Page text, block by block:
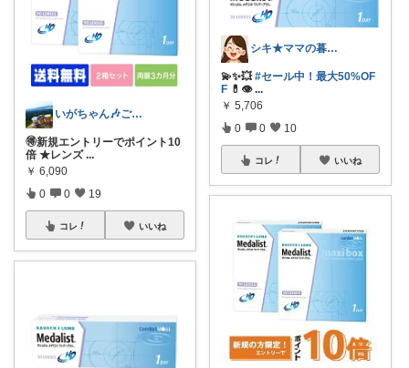
いがちゃん🎶ご購入感謝です🎶
🉐新規エントリーでポイント10
倍 ★レンズ ...
￥ 6,090
0 0 19
コレ いいね
シキ★ママの暮らし、キッズ
💫✨💥#セール中！最大50%OF
F 💊👁 ...
￥ 5,706
0 0 10
コレ いいね